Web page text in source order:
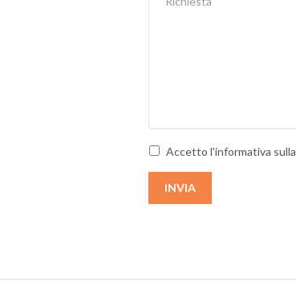
Accetto l'informativa sulla
INVIA